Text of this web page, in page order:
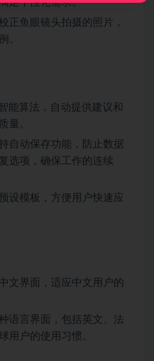
足个性化需求。
正鱼眼镜头拍摄的照片，
。
能算法，自动提供建议和
量。
持自动保存功能，防止数据
选项，确保工作的连续
设模板，方便用户快速应
文界面，适应中文用户的
语言界面，包括英文、法
用户的使用习惯。